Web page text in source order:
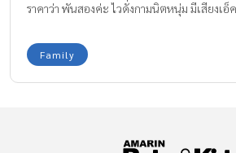
ราคาว่า พันสองค่ะ ไวดั่งกามนิตหนุ่ม มีเสียงเอ็
Family